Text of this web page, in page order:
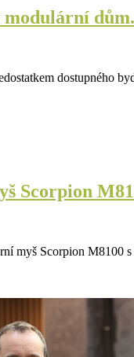
dostupného
Scorpion
myš Scorpion